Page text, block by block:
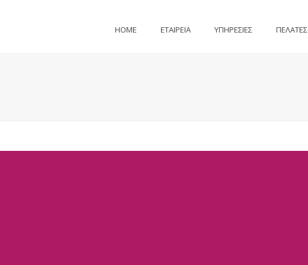
HOME ΕΤΑΙΡΕΙΑ ΥΠΗΡΕΣΙΕΣ ΠΕΛΑΤΕΣ